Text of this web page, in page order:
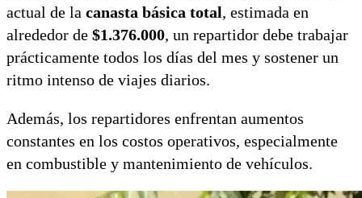
actual de la canasta básica total, estimada en
alrededor de $1.376.000, un repartidor debe trabajar
prácticamente todos los días del mes y sostener un
ritmo intenso de viajes diarios.
Además, los repartidores enfrentan aumentos
constantes en los costos operativos, especialmente
en combustible y mantenimiento de vehículos.